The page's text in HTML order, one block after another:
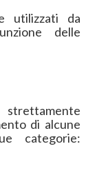
utilizzati da
delle
di alcune
categorie: